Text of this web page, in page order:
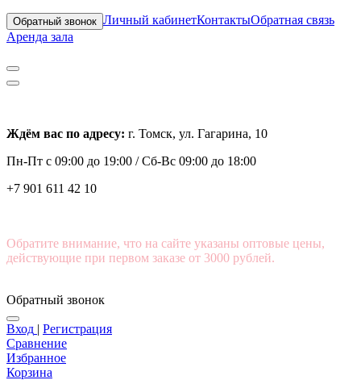
Обратный звонок Личный кабинетКонтактыОбратная связь
Аренда зала
Ждём вас по адресу: г. Томск, ул. Гагарина, 10
Пн-Пт с 09:00 до 19:00 /Сб-Вс 09:00 до 18:00
+7 901 611 42 10
Обратите внимание, что на сайте указаны оптовые цены,
действующие при первом заказе от 3000 рублей.
Обратный звонок
Вход | Регистрация
Сравнение
Избранное
Корзина